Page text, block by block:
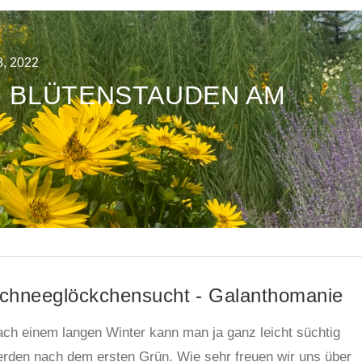
2022
AM
- Galanthomanie
einem langen Winter kann man ja ganz leicht süchtig
nach dem ersten Grün. Wie sehr freuen wir uns über